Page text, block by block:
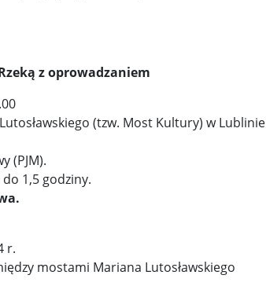
z oprowadzaniem
(tzw. Most Kultury) w Lublinie
(PJM).
1,5 godziny.
r.
mostami Mariana Lutosławskiego